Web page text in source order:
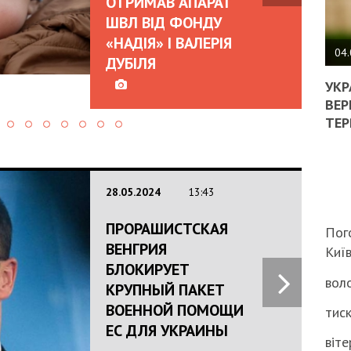
ШВЛ ВІД ФОНДУ
«НАДІЯ» І ВАЛЕРІЯ
ДУБІЛЯ
28.05.2024 13:43
ПРОРАШИСТСКАЯ
ВЕНГРИЯ
БЛОКИРУЕТ
КРУПНЫЙ ПАКЕТ
ВОЕННОЙ ПОМОЩИ
ЕС ДЛЯ УКРАИНЫ
НА
Київ